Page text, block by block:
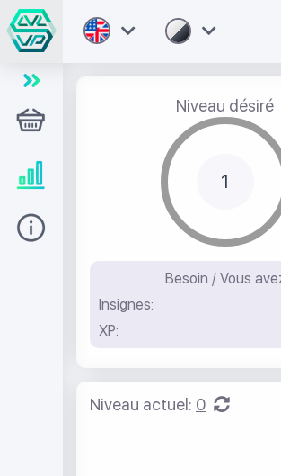
Niveau actuel: 0
Niveau désiré
Besoin / Vous
Insignes:
ХР: